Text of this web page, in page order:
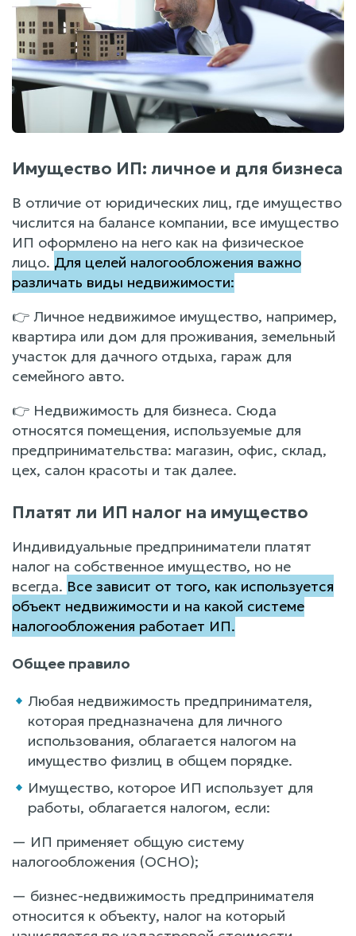
Имущество ИП: личное и для бизнеса
В отличие от юридических лиц, где имущество
числится на балансе компании, все имущество
ИП оформлено на него как на физическое
лицо. Для целей налогообложения важно
различать виды недвижимости:
👉 Личное недвижимое имущество, например,
квартира или дом для проживания, земельный
участок для дачного отдыха, гараж для
семейного авто.
👉 Недвижимость для бизнеса. Сюда
относятся помещения, используемые для
предпринимательства: магазин, офис, склад,
цех, салон красоты и так далее.
Платят ли ИП налог на имущество
Индивидуальные предприниматели платят
налог на собственное имущество, но не
всегда. Все зависит от того, как используется
объект недвижимости и на какой системе
налогообложения работает ИП.
Общее правило
Любая недвижимость предпринимателя,
которая предназначена для личного
использования, облагается налогом на
имущество физлиц в общем порядке.
Имущество, которое ИП использует для
работы, облагается налогом, если:
— ИП применяет общую систему
налогообложения (ОСНО);
— бизнес-недвижимость предпринимателя
относится к объекту, налог на который